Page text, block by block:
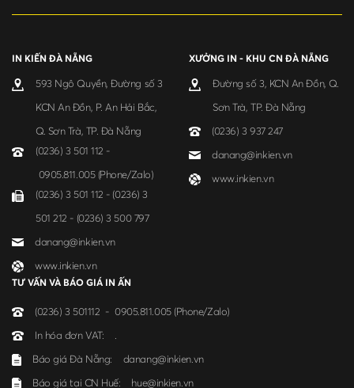
IN KIẾN ĐÀ NẴNG
593 Ngô Quyền, Đường số 3
KCN An Đồn, P. An Hải Bắc,
Q. Sơn Trà, TP. Đà Nẵng
(0236) 3 501 112 -
0905.811.005 (Phone/Zalo)
(0236) 3 501 112 - (0236) 3
501 212 - (0236) 3 500 797
danang@inkien.vn
www.inkien.vn
XƯỞNG IN - KHU CN ĐÀ NẴNG
Đường số 3, KCN An Đồn, Q.
Sơn Trà, TP. Đà Nẵng
(0236) 3 937 247
danang@inkien.vn
www.inkien.vn
TƯ VẤN VÀ BÁO GIÁ IN ẤN
(0236) 3 501112 - 0905.811.005 (Phone/Zalo)
In hóa đơn VAT: .
Báo giá Đà Nẵng: danang@inkien.vn
Báo giá tại CN Huế: hue@inkien.vn